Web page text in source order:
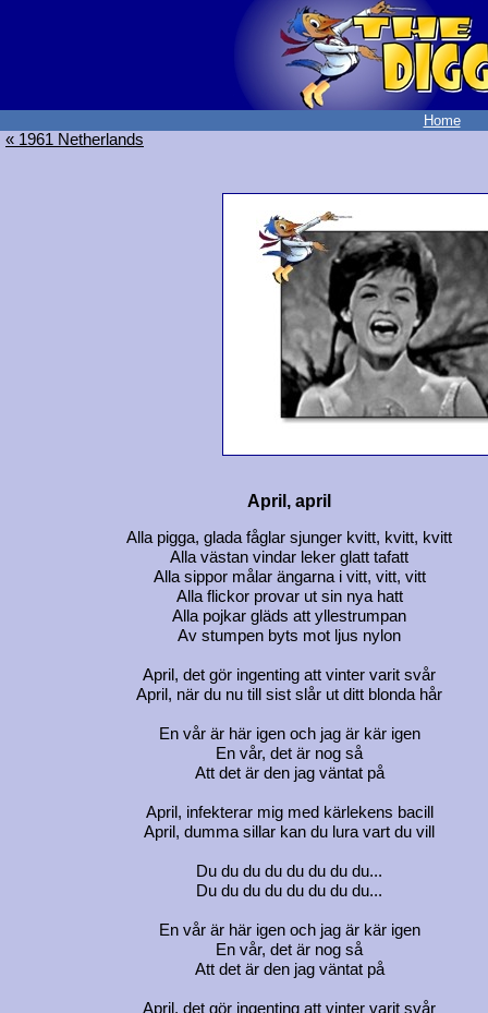
Home
« 1961 Netherlands
April, april
Alla pigga, glada fåglar sjunger kvitt, kvitt, kvitt
Alla västan vindar leker glatt tafatt
Alla sippor målar ängarna i vitt, vitt, vitt
Alla flickor provar ut sin nya hatt
Alla pojkar gläds att yllestrumpan
Av stumpen byts mot ljus nylon
April, det gör ingenting att vinter varit svår
April, när du nu till sist slår ut ditt blonda hår
En vår är här igen och jag är kär igen
En vår, det är nog så
Att det är den jag väntat på
April, infekterar mig med kärlekens bacill
April, dumma sillar kan du lura vart du vill
Du du du du du du du du...
Du du du du du du du du...
En vår är här igen och jag är kär igen
En vår, det är nog så
Att det är den jag väntat på
April, det gör ingenting att vinter varit svår